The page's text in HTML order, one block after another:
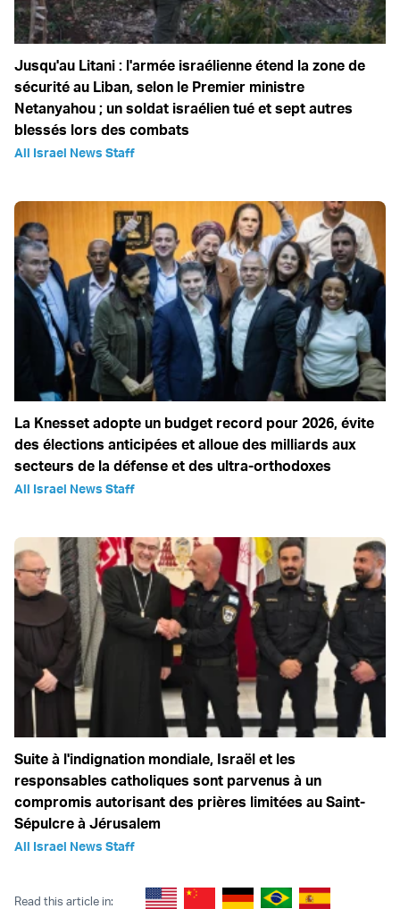
Jusqu'au Litani : l'armée israélienne étend la zone de
sécurité au Liban, selon le Premier ministre
Netanyahou ; un soldat israélien tué et sept autres
blessés lors des combats
All Israel News Staff
La Knesset adopte un budget record pour 2026, évite
des élections anticipées et alloue des milliards aux
secteurs de la défense et des ultra-orthodoxes
All Israel News Staff
Suite à l'indignation mondiale, Israël et les
responsables catholiques sont parvenus à un
compromis autorisant des prières limitées au Saint-
Sépulcre à Jérusalem
All Israel News Staff
Read this article in: